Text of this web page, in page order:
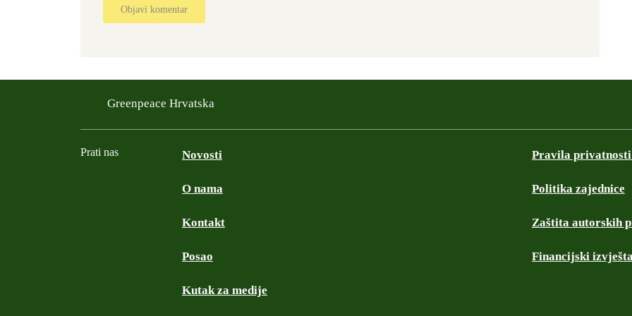
Objavi komentar
Greenpeace Hrvatska
Prati nas Novosti
O nama
Kontakt
Posao
Kutak za medije
Pravila
Politika zajednice
Zaštita autorskih
Financijski